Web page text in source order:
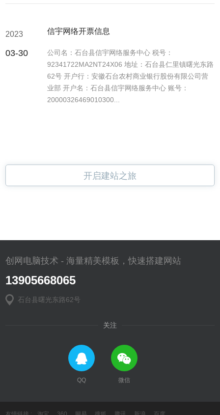
2023
03-30
信宇网络开票信息
公司名：石台县信宇网络服务中心 税号：
92341722MA2NT24X06 地址：石台县仁里镇曙光东路
62号 开户行：安徽石台农村商业银行股份有限公司营
业部 开户名：石台县信宇网络服务中心 账号：
20000326469010300...
开启建站之旅
创网电脑技术 - 海量精美模板，快速搭建网站
13905668065
石台县曙光东路62号
关注
QQ 微信